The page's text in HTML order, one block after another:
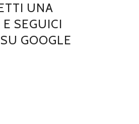
UNA
SEGUICI
GOOGLE